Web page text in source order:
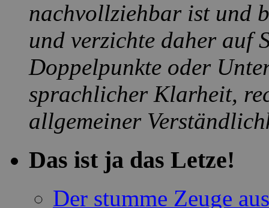
nachvollziehbar ist und
und verzichte daher auf
Doppelpunkte oder
sprachlicher Klarheit,
allgemeiner
Das ist ja das Letze!
Der stumme Zeuge